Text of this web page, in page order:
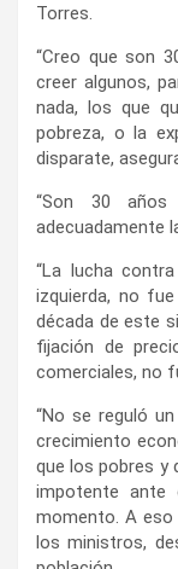
Torres.
“Creo que son
creer algunos,
nada, los que
pobreza, o la
disparate,
“Son 30
adecuadamente
“La lucha
izquierda, no
década de este
fijación de
comerciales, no
“No se reguló
crecimiento
que los pobres y
impotente ante
momento. A eso
los ministros,